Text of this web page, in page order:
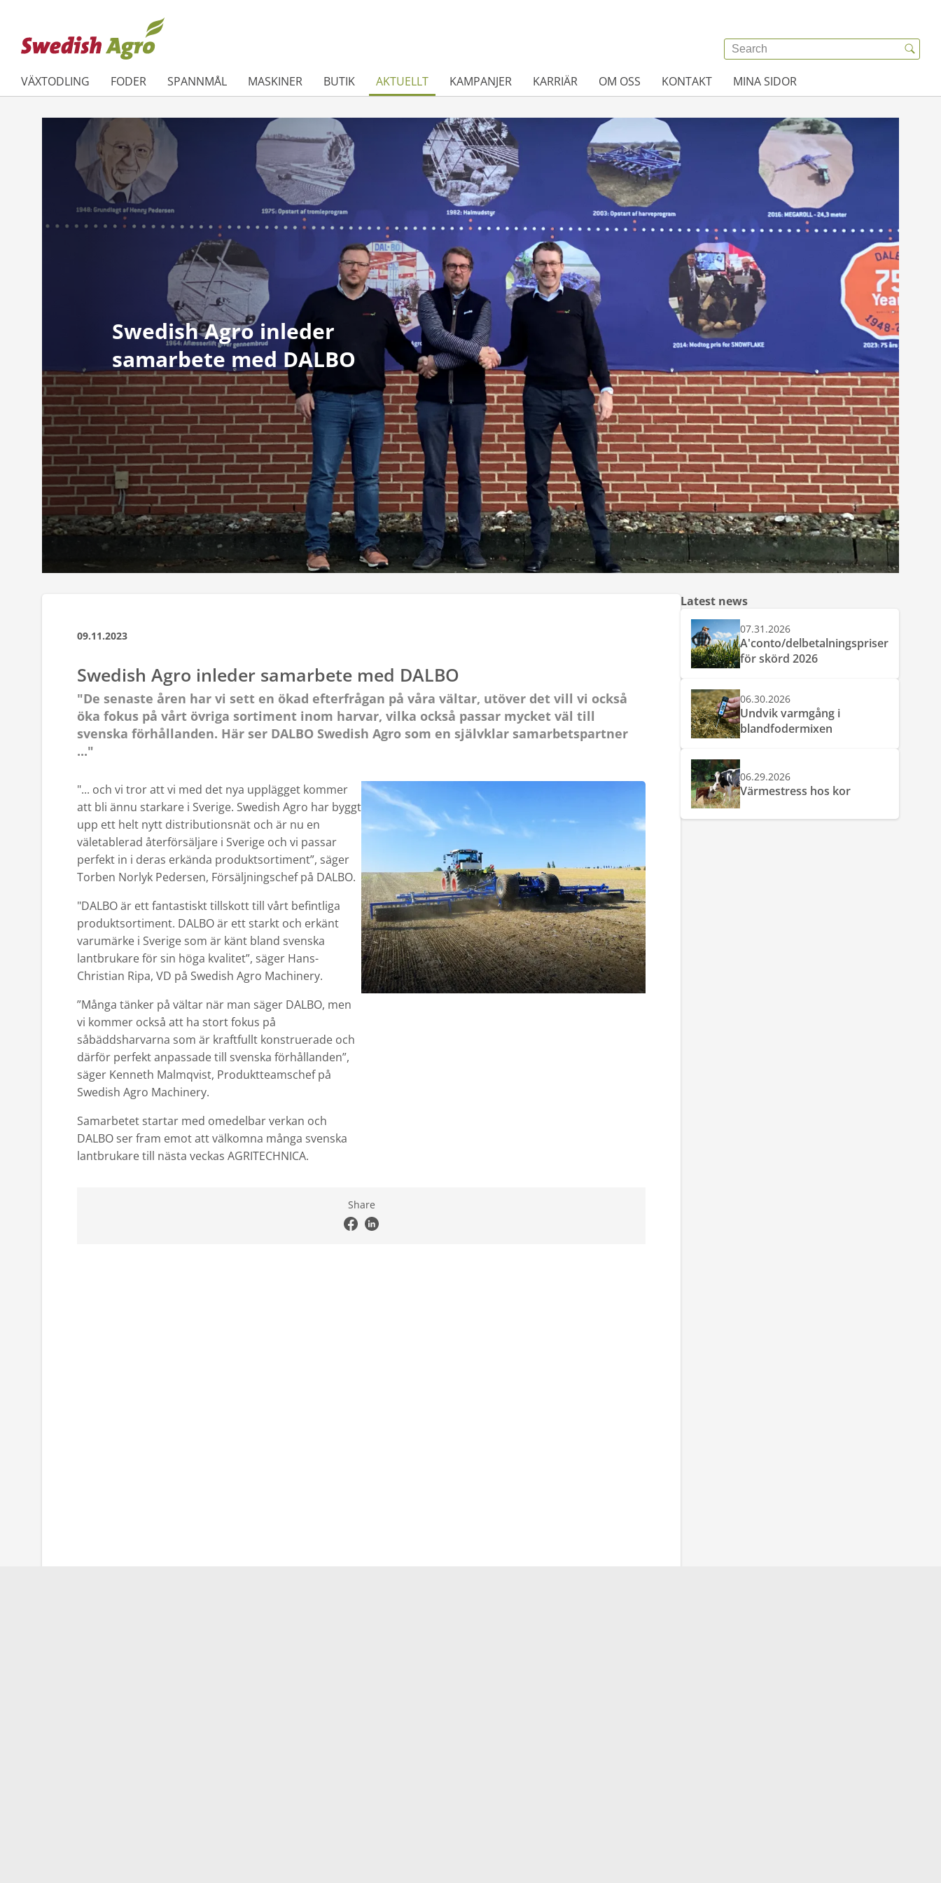
VÄXTODLING FODER SPANNMÅL MASKINER BUTIK AKTUELLT KAMPANJER KARRIÄR OM OSS KONTAKT MINA SIDOR
Swedish Agro inleder
samarbete med DALBO
09.11.2023
Swedish Agro inleder samarbete med DALBO
"De senaste åren har vi sett en ökad efterfrågan på våra vältar, utöver det vill vi också
öka fokus på vårt övriga sortiment inom harvar, vilka också passar mycket väl till
svenska förhållanden. Här ser DALBO Swedish Agro som en självklar samarbetspartner
..."
"... och vi tror att vi med det nya upplägget kommer
att bli ännu starkare i Sverige. Swedish Agro har byggt
upp ett helt nytt distributionsnät och är nu en
väletablerad återförsäljare i Sverige och vi passar
perfekt in i deras erkända produktsortiment”, säger
Torben Norlyk Pedersen, Försäljningschef på DALBO.
"DALBO är ett fantastiskt tillskott till vårt befintliga
produktsortiment. DALBO är ett starkt och erkänt
varumärke i Sverige som är känt bland svenska
lantbrukare för sin höga kvalitet”, säger Hans-
Christian Ripa, VD på Swedish Agro Machinery.
”Många tänker på vältar när man säger DALBO, men
vi kommer också att ha stort fokus på
såbäddsharvarna som är kraftfullt konstruerade och
därför perfekt anpassade till svenska förhållanden”,
säger Kenneth Malmqvist, Produktteamschef på
Swedish Agro Machinery.
Samarbetet startar med omedelbar verkan och
DALBO ser fram emot att välkomna många svenska
lantbrukare till nästa veckas AGRITECHNICA.
Share
Latest news
07.31.2026
A'conto/delbetalningspriser
för skörd 2026
06.30.2026
Undvik varmgång i
blandfodermixen
06.29.2026
Värmestress hos kor